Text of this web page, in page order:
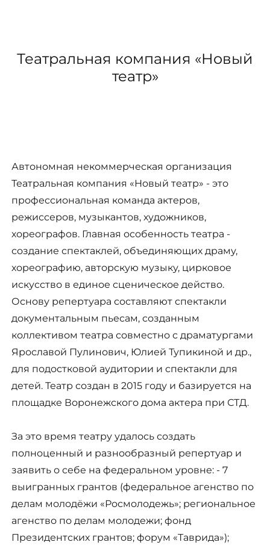
Театральная компания «Новый
театр»
Автономная некоммерческая организация
Театральная компания «Новый театр» - это
профессиональная команда актеров,
режиссеров, музыкантов, художников,
хореографов. Главная особенность театра -
создание спектаклей, объединяющих драму,
хореографию, авторскую музыку, цирковое
искусство в единое сценическое действо.
Основу репертуара составляют спектакли
документальным пьесам, созданным
коллективом театра совместно с драматургами
Ярославой Пулинович, Юлией Тупикиной и др.,
для подостковой аудитории и спектакли для
детей. Театр создан в 2015 году и базируется на
площадке Воронежского дома актера при СТД.
За это время театру удалось создать
полноценный и разнообразный репертуар и
заявить о себе на федеральном уровне: - 7
выигранных грантов (федеральное агенство по
делам молодёжи «Росмолодежь»; региональное
агенство по делам молодежи; фонд
Президентских грантов; форум «Таврида»);